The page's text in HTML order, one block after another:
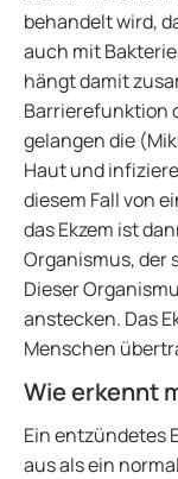
behandelt wird,
auch mit
hängt damit
Barrierefunktion
gelangen die
Haut und
diesem Fall von
das Ekzem ist
Organismus, der
Dieser
anstecken. Das
Menschen
Wie erkennt
Ein entzündetes
aus als ein